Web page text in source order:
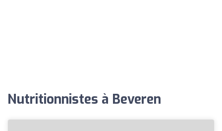
Nutritionnistes à Beveren